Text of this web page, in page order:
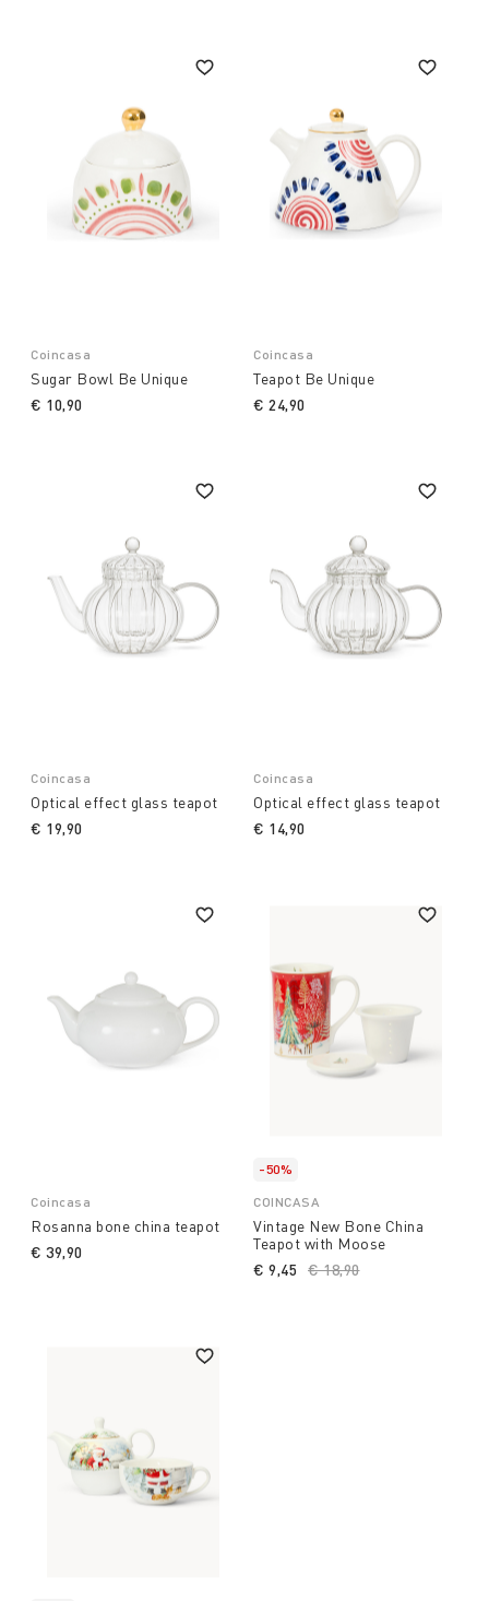
Coincasa
Sugar Bowl Be Unique
€ 10,90
Coincasa
Teapot Be Unique
€ 24,90
Coincasa
Optical effect glass teapot
€ 19,90
Coincasa
Optical effect glass teapot
€ 14,90
Coincasa
Rosanna bone china teapot
€ 39,90
-50%
COINCASA
Vintage New Bone China
Teapot with Moose
Price reduced from
€ 18,90to
€ 9,45